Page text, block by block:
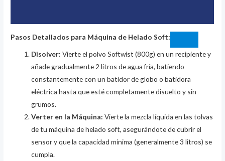
Pasos Detallados para Máquina de Helado Soft:
Disolver: Vierte el polvo Softwist (800g) en un recipiente y
añade gradualmente 2 litros de agua fría, batiendo
constantemente con un batidor de globo o batidora
eléctrica hasta que esté completamente disuelto y sin
grumos.
Verter en la Máquina: Vierte la mezcla líquida en las tolvas
de tu máquina de helado soft, asegurándote de cubrir el
sensor y que la capacidad mínima (generalmente 3 litros) se
cumpla.